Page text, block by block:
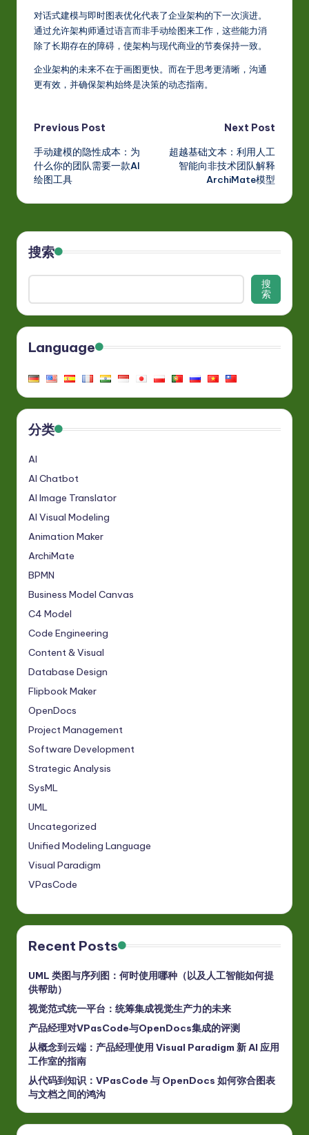
对话式建模与即时图表优化代表了企业架构的下一次演进。
通过允许架构师通过语言而非手动绘图来工作，这些能力消
除了长期存在的障碍，使架构与现代商业的节奏保持一致。
企业架构的未来不在于画图更快。而在于思考更清晰，沟通
更有效，并确保架构始终是决策的动态指南。
Post
navigation
Previous Post
手动建模的隐性成本：为
什么你的团队需要一款AI
绘图工具
Next Post
超越基础文本：利用人工
智能向非技术团队解释
ArchiMate模型
搜索
搜
索
Language
分类
AI
AI Chatbot
AI Image Translator
AI Visual Modeling
Animation Maker
ArchiMate
BPMN
Business Model Canvas
C4 Model
Code Engineering
Content & Visual
Database Design
Flipbook Maker
OpenDocs
Project Management
Software Development
Strategic Analysis
SysML
UML
Uncategorized
Unified Modeling Language
Visual Paradigm
VPasCode
Recent Posts
UML 类图与序列图：何时使用哪种（以及人工智能如何提
供帮助）
视觉范式统一平台：统筹集成视觉生产力的未来
产品经理对VPasCode与OpenDocs集成的评测
从概念到云端：产品经理使用 Visual Paradigm 新 AI 应用
工作室的指南
从代码到知识：VPasCode 与 OpenDocs 如何弥合图表
与文档之间的鸿沟